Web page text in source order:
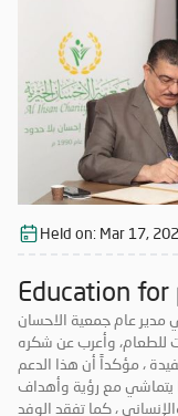
Held on: Mar 17,
Education
مدير عام جمعية الاحسان
للطعام، وأعرب عن شكره
، مؤكداً أن هذا الدعم
يتماشي مع رؤية وأهداف
، كما تفقد الوفد